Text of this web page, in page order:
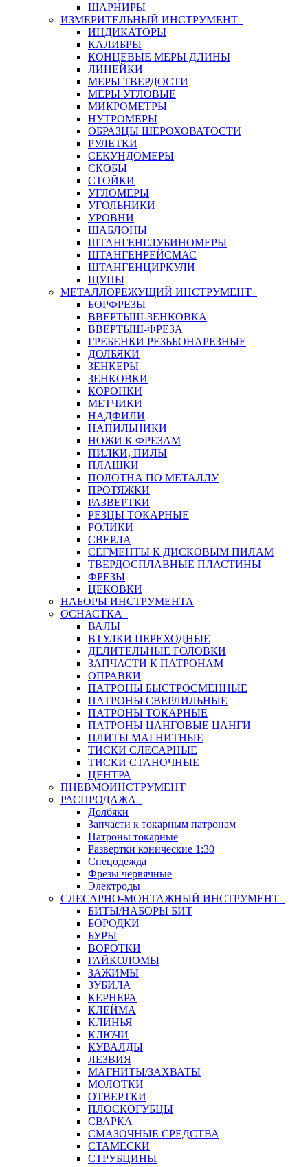
ШАРНИРЫ
ИЗМЕРИТЕЛЬНЫЙ ИНСТРУМЕНТ
ИНДИКАТОРЫ
КАЛИБРЫ
КОНЦЕВЫЕ МЕРЫ ДЛИНЫ
ЛИНЕЙКИ
МЕРЫ ТВЕРДОСТИ
МЕРЫ УГЛОВЫЕ
МИКРОМЕТРЫ
НУТРОМЕРЫ
ОБРАЗЦЫ ШЕРОХОВАТОСТИ
РУЛЕТКИ
СЕКУНДОМЕРЫ
СКОБЫ
СТОЙКИ
УГЛОМЕРЫ
УГОЛЬНИКИ
УРОВНИ
ШАБЛОНЫ
ШТАНГЕНГЛУБИНОМЕРЫ
ШТАНГЕНРЕЙСМАС
ШТАНГЕНЦИРКУЛИ
ЩУПЫ
МЕТАЛЛОРЕЖУЩИЙ ИНСТРУМЕНТ
БОРФРЕЗЫ
ВВЕРТЫШ-ЗЕНКОВКА
ВВЕРТЫШ-ФРЕЗА
ГРЕБЕНКИ РЕЗЬБОНАРЕЗНЫЕ
ДОЛБЯКИ
ЗЕНКЕРЫ
ЗЕНКОВКИ
КОРОНКИ
МЕТЧИКИ
НАДФИЛИ
НАПИЛЬНИКИ
НОЖИ К ФРЕЗАМ
ПИЛКИ, ПИЛЫ
ПЛАШКИ
ПОЛОТНА ПО МЕТАЛЛУ
ПРОТЯЖКИ
РАЗВЕРТКИ
РЕЗЦЫ ТОКАРНЫЕ
РОЛИКИ
СВЕРЛА
СЕГМЕНТЫ К ДИСКОВЫМ ПИЛАМ
ТВЕРДОСПЛАВНЫЕ ПЛАСТИНЫ
ФРЕЗЫ
ЦЕКОВКИ
НАБОРЫ ИНСТРУМЕНТА
ОСНАСТКА
ВАЛЫ
ВТУЛКИ ПЕРЕХОДНЫЕ
ДЕЛИТЕЛЬНЫЕ ГОЛОВКИ
ЗАПЧАСТИ К ПАТРОНАМ
ОПРАВКИ
ПАТРОНЫ БЫСТРОСМЕННЫЕ
ПАТРОНЫ СВЕРЛИЛЬНЫЕ
ПАТРОНЫ ТОКАРНЫЕ
ПАТРОНЫ ЦАНГОВЫЕ ЦАНГИ
ПЛИТЫ МАГНИТНЫЕ
ТИСКИ СЛЕСАРНЫЕ
ТИСКИ СТАНОЧНЫЕ
ЦЕНТРА
ПНЕВМОИНСТРУМЕНТ
РАСПРОДАЖА
Долбяки
Запчасти к токарным патронам
Патроны токарные
Развертки конические 1:30
Спецодежда
Фрезы червячные
Электроды
СЛЕСАРНО-МОНТАЖНЫЙ ИНСТРУМЕНТ
БИТЫ/НАБОРЫ БИТ
БОРОДКИ
БУРЫ
ВОРОТКИ
ГАЙКОЛОМЫ
ЗАЖИМЫ
ЗУБИЛА
КЕРНЕРА
КЛЕЙМА
КЛИНЬЯ
КЛЮЧИ
КУВАЛДЫ
ЛЕЗВИЯ
МАГНИТЫ/ЗАХВАТЫ
МОЛОТКИ
ОТВЕРТКИ
ПЛОСКОГУБЦЫ
СВАРКА
СМАЗОЧНЫЕ СРЕДСТВА
СТАМЕСКИ
СТРУБЦИНЫ